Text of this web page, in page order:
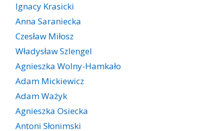
Ignacy Krasicki
Anna Saraniecka
Czesław Miłosz
Władysław Szlengel
Agnieszka Wolny-Hamkało
Adam Mickiewicz
Adam Ważyk
Agnieszka Osiecka
Antoni Słonimski